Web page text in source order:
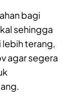
bagi
sehingga
lebih terang,
agar segera